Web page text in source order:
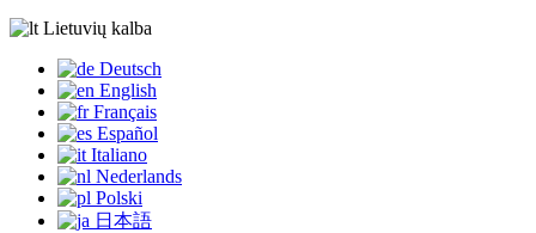
Lietuvių kalba
Deutsch
English
Français
Español
Italiano
Nederlands
Polski
日本語